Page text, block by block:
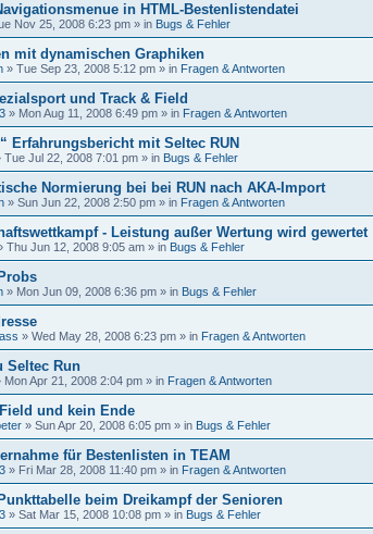
in HTML-Bestenlistendatei
Nov 25, 2008 6:23 pm » in Bugs & Fehler
mit dynamischen Graphiken
» Tue Sep 23, 2008 5:12 pm » in Fragen & Antworten
und Track & Field
» Mon Aug 11, 2008 6:49 pm » in Fragen & Antworten
Erfahrungsbericht mit Seltec RUN
Tue Jul 22, 2008 7:01 pm » in Bugs & Fehler
Normierung bei bei RUN nach AKA-Import
» Sun Jun 22, 2008 2:50 pm » in Fragen & Antworten
- Leistung außer Wertung wird gewertet
Thu Jun 12, 2008 9:05 am » in Bugs & Fehler
» Mon Jun 09, 2008 6:36 pm » in Bugs & Fehler
» Wed May 28, 2008 6:23 pm » in Fragen & Antworten
Seltec Run
Mon Apr 21, 2008 2:04 pm » in Fragen & Antworten
und kein Ende
» Sun Apr 20, 2008 6:05 pm » in Bugs & Fehler
für Bestenlisten in TEAM
» Fri Mar 28, 2008 11:40 pm » in Fragen & Antworten
beim Dreikampf der Senioren
» Sat Mar 15, 2008 10:08 pm » in Bugs & Fehler